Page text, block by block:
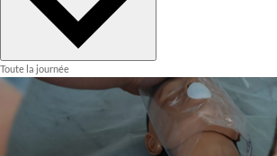
Toute la journée